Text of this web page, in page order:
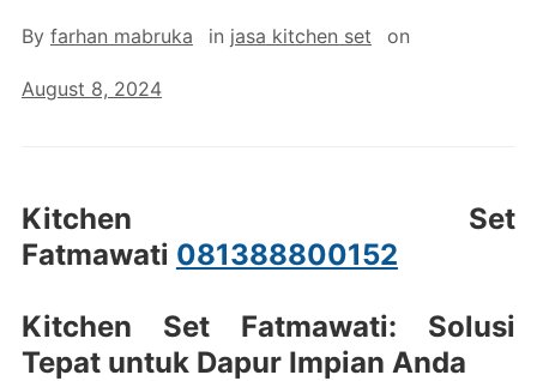
By farhan mabruka in jasa kitchen set on
August 8, 2024
Kitchen Set
Fatmawati 081388800152
Kitchen Set Fatmawati: Solusi
Tepat untuk Dapur Impian Anda